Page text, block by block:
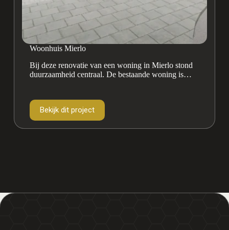
Woonhuis Mierlo
Bij deze renovatie van een woning in Mierlo stond
duurzaamheid centraal. De bestaande woning is
Bekijk dit project
Woonhuis
Mierlo